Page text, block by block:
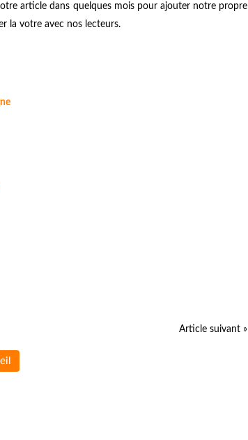
article dans quelques mois pour ajouter notre propre
la votre avec nos lecteurs.
Article suivant »